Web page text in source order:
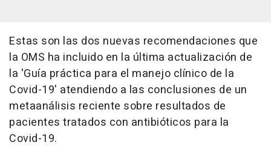
Estas son las dos nuevas recomendaciones que
la OMS ha incluido en la última actualización de
la 'Guía práctica para el manejo clínico de la
Covid-19' atendiendo a las conclusiones de un
metaanálisis reciente sobre resultados de
pacientes tratados con antibióticos para la
Covid-19.